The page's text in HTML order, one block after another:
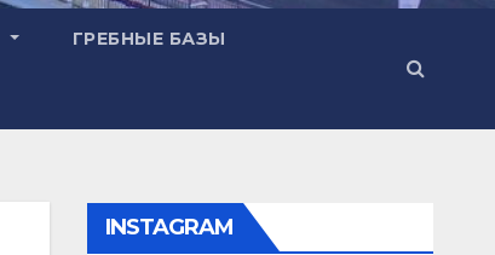
ГРЕБНЫЕ БАЗЫ
INSTAGRAM